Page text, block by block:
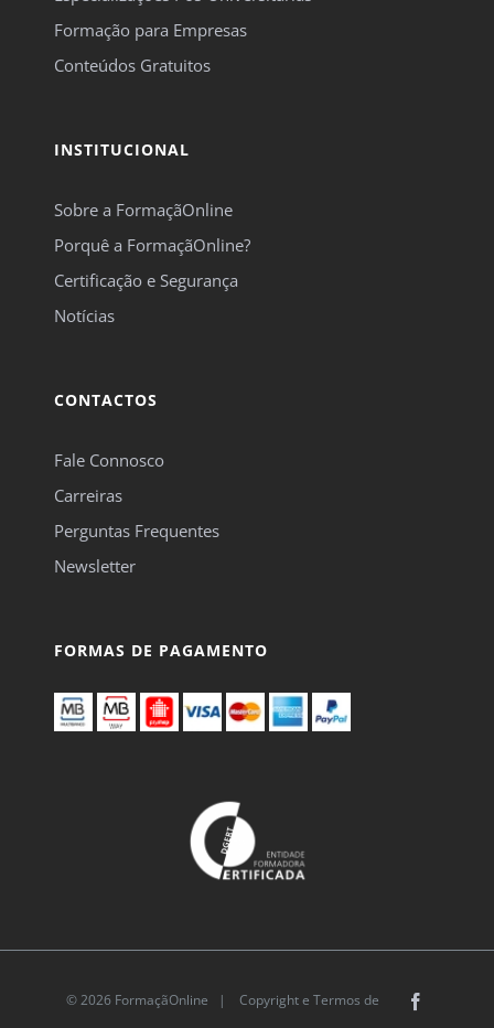
Formação para Empresas
Conteúdos Gratuitos
INSTITUCIONAL
Sobre a FormaçãOnline
Porquê a FormaçãOnline?
Certificação e Segurança
Notícias
CONTACTOS
Fale Connosco
Carreiras
Perguntas Frequentes
Newsletter
FORMAS DE PAGAMENTO
© 2026 FormaçãOnline |
Copyright e Termos de